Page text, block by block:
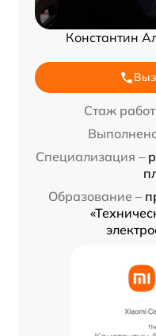
Константин
Стаж
Специализация –
Образование –